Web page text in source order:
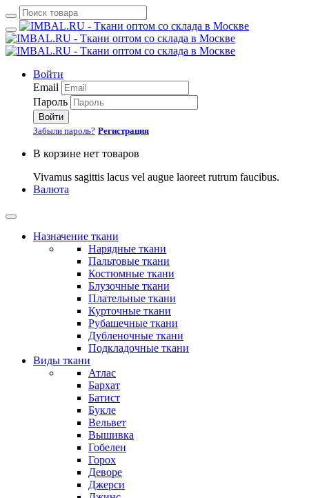
Войти
Email
Пароль
Войти
Забыли пароль? Регистрация
В корзине нет товаров
Vivamus sagittis lacus vel augue laoreet rutrum faucibus.
Валюта
Назначение ткани
Нарядные ткани
Пальтовые ткани
Костюмные ткани
Блузочные ткани
Плательные ткани
Курточные ткани
Рубашечные ткани
Дубленочные ткани
Подкладочные ткани
Виды ткани
Атлас
Бархат
Батист
Букле
Вельвет
Вышивка
Гобелен
Горох
Деворе
Джерси